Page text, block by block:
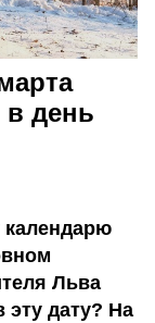
в день
календарю
Льва
эту дату? На